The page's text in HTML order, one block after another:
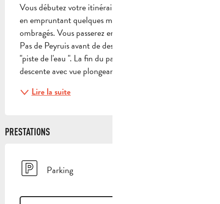
Vous débutez votre itinéraire le long de l'Huveaune
en empruntant quelques magnifiques singles
ombragés. Vous passerez ensuite par la bergerie du
Pas de Peyruis avant de descendre le sentier de la
"piste de l'eau ". La fin du parcours vous offre une
descente avec vue plongeante sur le village de...
Lire la suite
PRESTATIONS
Parking